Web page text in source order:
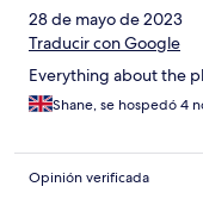
28 de mayo de 2023
Traducir con Google
Everything about the
Shane, se hospedó 4
Opinión verificada